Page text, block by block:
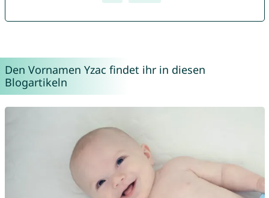
Den Vornamen Yzac findet ihr in diesen
Blogartikeln